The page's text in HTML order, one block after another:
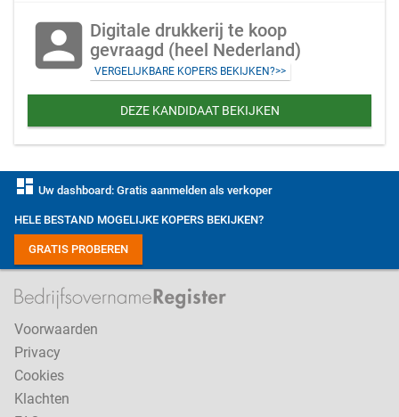
account_box Digitale drukkerij te koop
gevraagd (heel Nederland)
VERGELIJKBARE KOPERS BEKIJKEN?>>
DEZE KANDIDAAT BEKIJKEN
dashboard Uw dashboard: Gratis aanmelden als verkoper
HELE BESTAND MOGELIJKE KOPERS BEKIJKEN?
GRATIS PROBEREN
Voorwaarden
Privacy
Cookies
Klachten